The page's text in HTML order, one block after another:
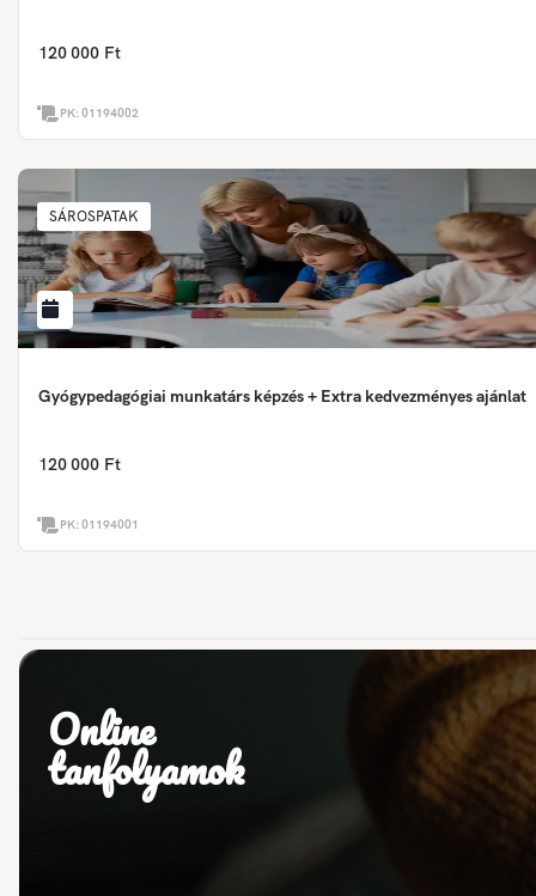
120 000 Ft
PK:01194002
SÁROSPATAK
Gyógypedagógiai munkatárs képzés + Extra kedvezményes ajánlat
120 000 Ft
PK:01194001
Online
tanfolyamok